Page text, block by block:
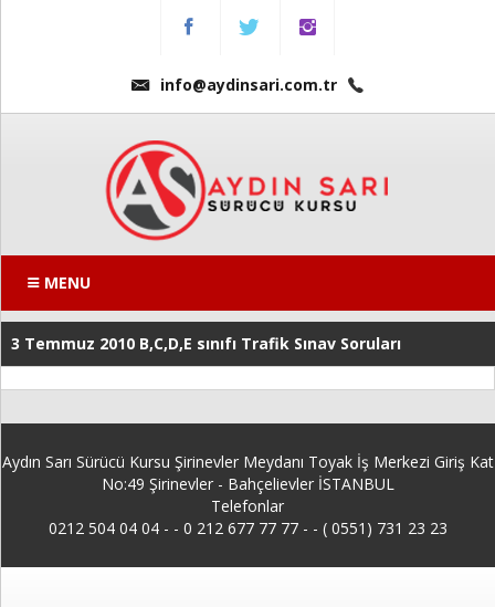
info@aydinsari.com.tr
MENU
3 Temmuz 2010 B,C,D,E sınıfı Trafik Sınav Soruları
Aydın Sarı Sürücü Kursu Şirinevler Meydanı Toyak İş Merkezi Giriş Kat
No:49 Şirinevler - Bahçelievler İSTANBUL
Telefonlar
0212 504 04 04 - - 0 212 677 77 77 - - ( 0551) 731 23 23
Fiyatlarımız
Kursumuzdan
Ders
Videoları
Soruları
Online
İletişim